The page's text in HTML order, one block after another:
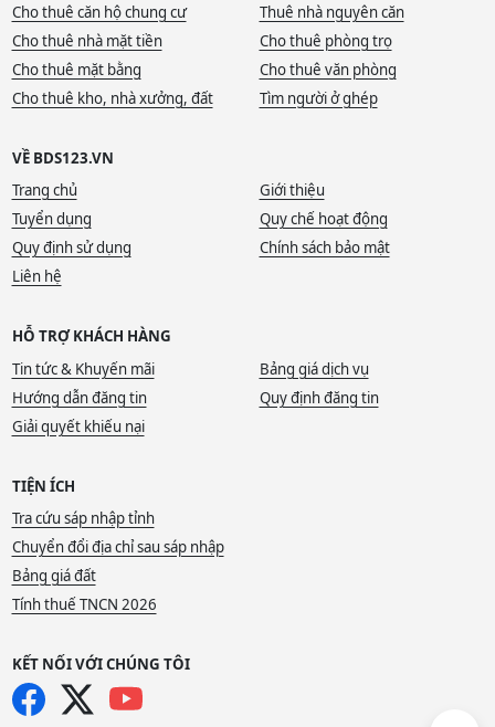
Cho thuê căn hộ chung cư
Thuê nhà nguyên căn
Cho thuê nhà mặt tiền
Cho thuê phòng trọ
Cho thuê mặt bằng
Cho thuê văn phòng
Cho thuê kho, nhà xưởng, đất
Tìm người ở ghép
VỀ BDS123.VN
Trang chủ
Giới thiệu
Tuyển dụng
Quy chế hoạt động
Quy định sử dụng
Chính sách bảo mật
Liên hệ
HỖ TRỢ KHÁCH HÀNG
Tin tức & Khuyến mãi
Bảng giá dịch vụ
Hướng dẫn đăng tin
Quy định đăng tin
Giải quyết khiếu nại
TIỆN ÍCH
Tra cứu sáp nhập tỉnh
Chuyển đổi địa chỉ sau sáp nhập
Bảng giá đất
Tính thuế TNCN 2026
KẾT NỐI VỚI CHÚNG TÔI